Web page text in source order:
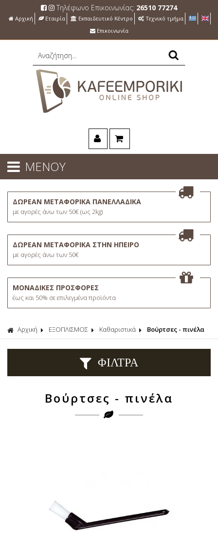
Τηλέφωνο Επικοινωνίας: 26510 77274
Αρχική Εταιρία Εκπαιδευτικό Κέντρο
Τεχνικό τμήμα
Επικοινωνία
ΜΕΝΟΥ
ΔΩΡΕΑΝ ΜΕΤΑΦΟΡΙΚΑ ΠΑΝΕΛΛΑΔΙΚΑ
με αγορές άνω των 50€ (ως 2kg)
ΔΩΡΕΑΝ ΜΕΤΑΦΟΡΙΚΑ ΣΤΗΝ ΗΠΕΙΡΟ
με αγορές άνω των 50€
ΜΟΝΑΔΙΚΕΣ ΠΡΟΣΦΟΡΕΣ
έως και 50% σε επιλεγμένα προϊόντα
Αρχική ΕΞΟΠΛΙΣΜΟΣ Καθαριστικά Βούρτσες - πινέλα
ΦΙΛΤΡΑ
Βούρτσες - πινέλα